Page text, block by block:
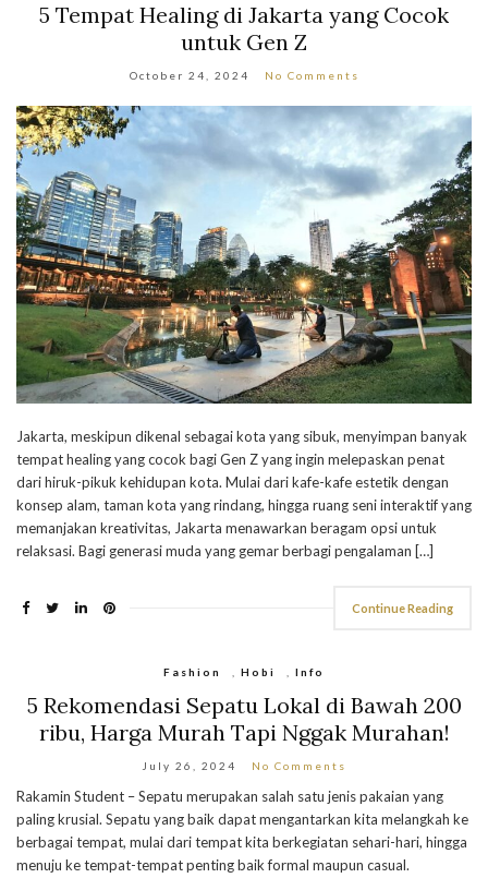
5 Tempat Healing di Jakarta yang Cocok
untuk Gen Z
October 24, 2024 No Comments
Jakarta, meskipun dikenal sebagai kota yang sibuk, menyimpan banyak
tempat healing yang cocok bagi Gen Z yang ingin melepaskan penat
dari hiruk-pikuk kehidupan kota. Mulai dari kafe-kafe estetik dengan
konsep alam, taman kota yang rindang, hingga ruang seni interaktif yang
memanjakan kreativitas, Jakarta menawarkan beragam opsi untuk
relaksasi. Bagi generasi muda yang gemar berbagi pengalaman […]
Continue Reading
Fashion , Hobi , Info
5 Rekomendasi Sepatu Lokal di Bawah 200
ribu, Harga Murah Tapi Nggak Murahan!
July 26, 2024 No Comments
Rakamin Student – Sepatu merupakan salah satu jenis pakaian yang
paling krusial. Sepatu yang baik dapat mengantarkan kita melangkah ke
berbagai tempat, mulai dari tempat kita berkegiatan sehari-hari, hingga
menuju ke tempat-tempat penting baik formal maupun casual.